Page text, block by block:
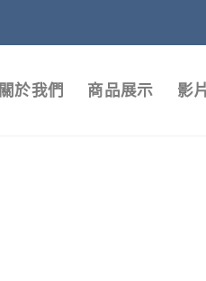
關於我們 商品展示 影